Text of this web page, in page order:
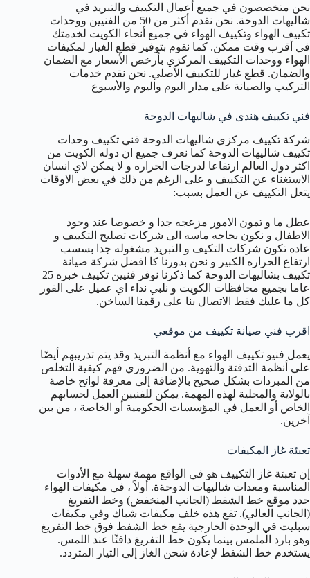
نحن متخصصون في جميع أعمال التكييف والتبريد في
شاليهات الدوحة. نحن نقدم أكثر من 50 من الفنيين ووحدات
تكييف الهواء وتكييف الهواء في جميع أنحاء الكويت لخدمتك
في أقرب وقت ممكن. كما نقوم بتوفير قطع الغيار لمكيفات
الهواء ووحدات التكييف المركزي بأرخص الأسعار مع الضمان
والضمان. قطع غيار للتكييف الأصلي. نحن نقدم خدمات
التركيب والصيانة على مدار اليوم واليوم والأسبوع
فني تكييف هندى في شاليهات الدوحة
شركة تكييف مركزي شاليهات الدوحة فني تكييف وحدات
تكييف شاليهات الدوحة كما نعرف جميع ان دوله الكويت من
اكثر دول العالم ارتفاعا لدرجات الحراره و لا يمكن لاي انسان
الاستغناء عن التكييف و على الرغم من ذلك في بعض الاوقات
يتعل التكييف عن العمل بسبب:
عطل ما و تمون الامور مزعجه جدا و خصوصا عند وجود
الاطفال و نكون بحاجه ماسه الى شركات تصليح التكييف و
عاده تكون شركات التكيف و التبريد مشغوله جدا بسسب
ارتفاع الحراره الكبير و نحن بدورنا كا افضل شركة صيانة
تكييف بشاليهات الدوحة كما ذكرنا نوفر فنيين تكييف خبره 25
عاما بجميع محافظات الكويت و نلبي نداء اي عميل على الفور
كل ما عليك فقط الاتصال بنا على رقمنا الساخن.
اقرب فني صيانة تكييف من موقعي
يعمل فنيو تكييف الهواء مع أنظمة التبريد وقد يتم تدريبهم أيضًا
على أنظمة التدفئة والتهوية. من الضروري فهم كيفية التخلص
من المبردات بشكل صحيح بالإضافة إلى معرفة لوائح خاصة
بالولاية والمحلية لهذه المهمة. يمكن للفنيين العمل لحسابهم
الخاص أو العمل في المؤسسات الحكومية أو الخاصة ، من بين
آخرين.
تعبئة غاز المكيفات
إن تعبئة غاز التكييف هو في الواقع مهمة سهلة مع الأدوات
المناسبة ومعدات شاليهات الدوحةة. أولاً ، في مكيفات الهواء
حدد موقع خط الشفط (الجانب المنخفض) وخط التفريغ
(الجانب العالي). تقع هذه خلف مكيفات شباك وفي مكيفات
سبليت في الوحدة الخارجية يقع خط الشفط فوق خط التفريغ
وهو بارد الملمس بينما يكون خط التفريغ دافئًا عند اللمس.
يستخدم خط الشفط لإعادة شحن الغاز إلى التيار المتردد.